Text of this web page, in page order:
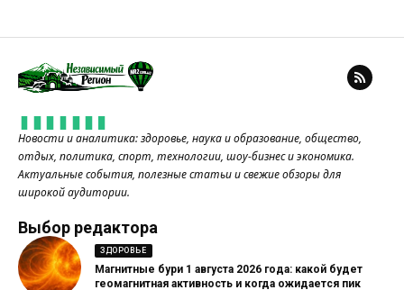
Новости и аналитика: здоровье, наука и образование, общество,
отдых, политика, спорт, технологии, шоу-бизнес и экономика.
Актуальные события, полезные статьи и свежие обзоры для
широкой аудитории.
Выбор редактора
ЗДОРОВЬЕ
Магнитные бури 1 августа 2026 года: какой будет
геомагнитная активность и когда ожидается пик